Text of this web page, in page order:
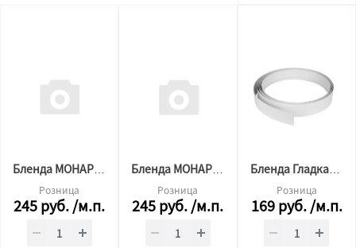
Бленда МОНАРХ Тесей Золото Белая 7 см
Розница
245руб./м.п.
Бленда МОНАРХ Тесей Хром Белая 7см
Розница
245руб./м.п.
Бленда Гладкая белый 7 см (Мат)
Розница
169руб./м.п.